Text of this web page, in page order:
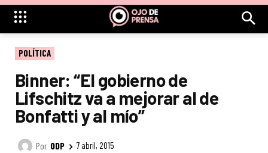
POLÍTICA
Binner: “El gobierno de
Lifschitz va a mejorar al de
Bonfatti y al mío”
Por ODP 7 abril, 2015